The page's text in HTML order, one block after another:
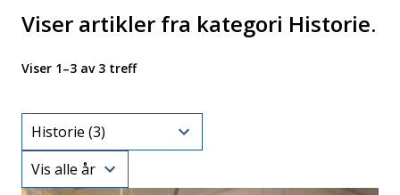
Viser artikler fra kategori Historie.
Viser 1–3 av 3 treff
Category
Year